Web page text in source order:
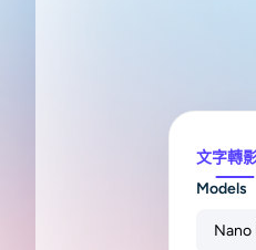
文字轉
Models
Nano